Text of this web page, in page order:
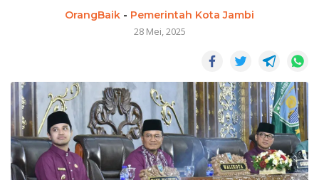
OrangBaik - Pemerintah Kota Jambi
28 Mei, 2025